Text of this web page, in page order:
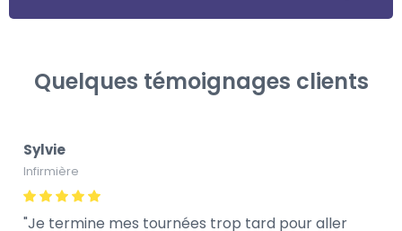
Quelques témoignages clients
Sylvie
Infirmière
Je termine mes tournées trop tard pour aller